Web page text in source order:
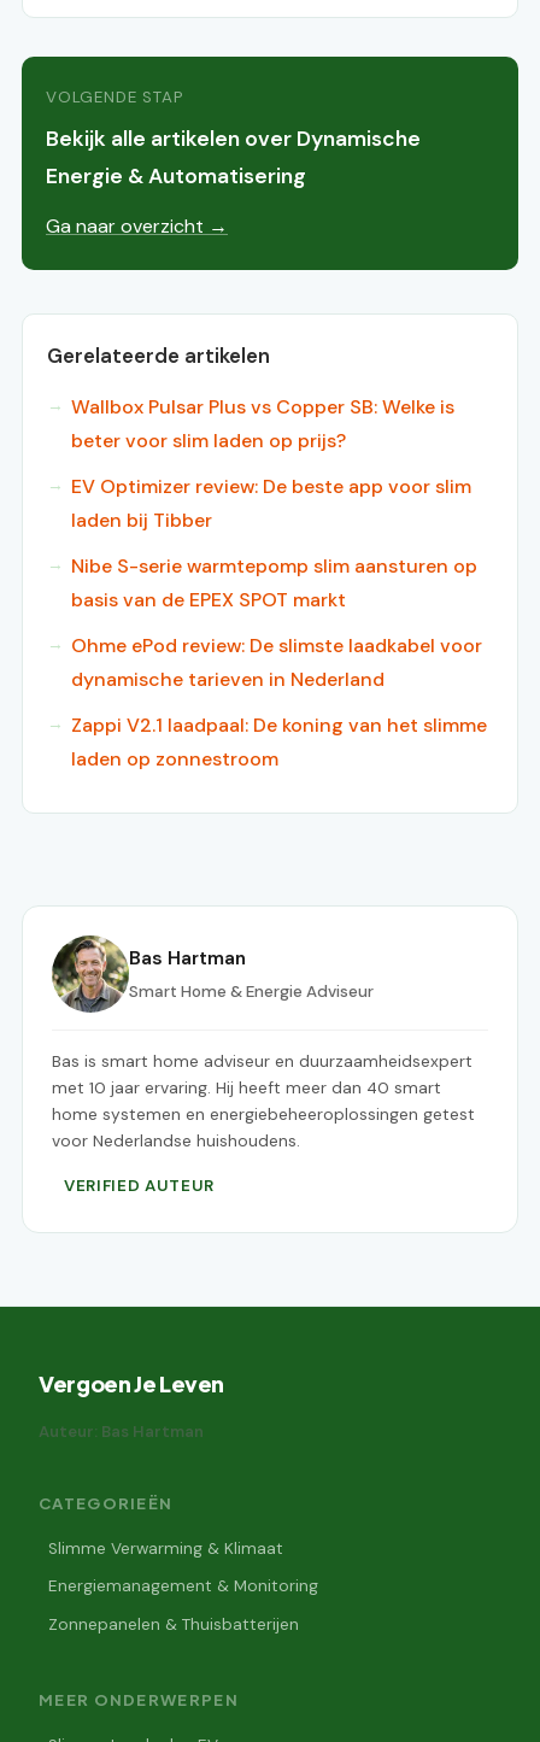
VOLGENDE STAP
Bekijk alle artikelen over Dynamische
Energie & Automatisering
Ga naar overzicht →
Gerelateerde artikelen
Wallbox Pulsar Plus vs Copper SB: Welke is
beter voor slim laden op prijs?
EV Optimizer review: De beste app voor slim
laden bij Tibber
Nibe S-serie warmtepomp slim aansturen op
basis van de EPEX SPOT markt
Ohme ePod review: De slimste laadkabel voor
dynamische tarieven in Nederland
Zappi V2.1 laadpaal: De koning van het slimme
laden op zonnestroom
Bas Hartman
Smart Home & Energie Adviseur
Bas is smart home adviseur en duurzaamheidsexpert
met 10 jaar ervaring. Hij heeft meer dan 40 smart
home systemen en energiebeheeroplossingen getest
voor Nederlandse huishoudens.
VERIFIED AUTEUR
Vergoen Je Leven
Auteur: Bas Hartman
CATEGORIEËN
Slimme Verwarming & Klimaat
Energiemanagement & Monitoring
Zonnepanelen & Thuisbatterijen
MEER ONDERWERPEN